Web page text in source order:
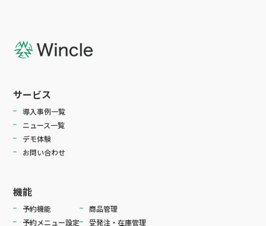
サービス
導入事例一覧
ニュース一覧
デモ体験
お問い合わせ
機能
予約機能
予約メニュー設定
商品管理
受発注・在庫管理